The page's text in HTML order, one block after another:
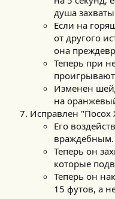
душа
Если на
от другого
она
Теперь при
Изменен
на
Исправлен "Посох
Его
враждебным.
Теперь он
которые
Теперь он
15 футов, а